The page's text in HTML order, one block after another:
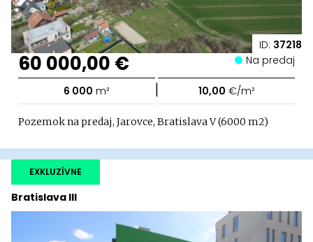
ID: 37218
60 000,00 € Na predaj
6 000 m² | 10,00 €/m²
Pozemok na predaj, Jarovce, Bratislava V (6000 m2)
Bratislava III
EXKLUZÍVNE